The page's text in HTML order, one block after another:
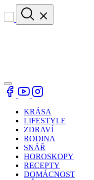
KRÁSA
LIFESTYLE
ZDRAVÍ
RODINA
SNÁŘ
HOROSKOPY
RECEPTY
DOMÁCNOST